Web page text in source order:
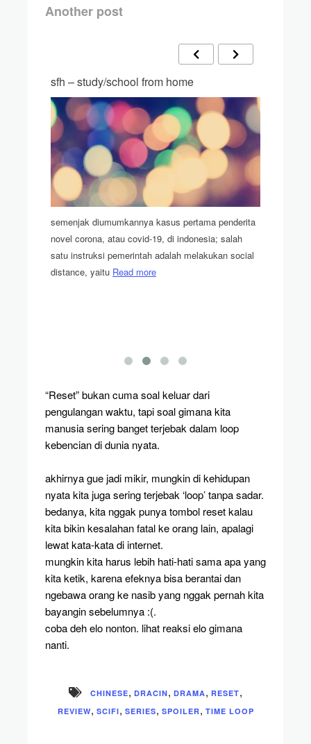
Another post
sfh – study/school from home
semenjak diumumkannya kasus pertama penderita
novel corona, atau covid-19, di indonesia; salah
satu instruksi pemerintah adalah melakukan social
distance, yaitu Read more
“Reset” bukan cuma soal keluar dari
pengulangan waktu, tapi soal gimana kita
manusia sering banget terjebak dalam loop
kebencian di dunia nyata.
akhirnya gue jadi mikir, mungkin di kehidupan
nyata kita juga sering terjebak ‘loop’ tanpa sadar.
bedanya, kita nggak punya tombol reset kalau
kita bikin kesalahan fatal ke orang lain, apalagi
lewat kata-kata di internet.
mungkin kita harus lebih hati-hati sama apa yang
kita ketik, karena efeknya bisa berantai dan
ngebawa orang ke nasib yang nggak pernah kita
bayangin sebelumnya :(.
coba deh elo nonton. lihat reaksi elo gimana
nanti.
CHINESE, DRACIN, DRAMA, RESET,
REVIEW, SCIFI, SERIES, SPOILER, TIME LOOP